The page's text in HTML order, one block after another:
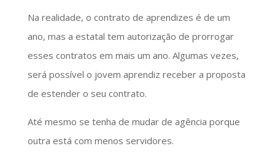
Na realidade, o contrato de aprendizes é de um
ano, mas a estatal tem autorização de prorrogar
esses contratos em mais um ano. Algumas vezes,
será possível o jovem aprendiz receber a proposta
de estender o seu contrato.
Até mesmo se tenha de mudar de agência porque
outra está com menos servidores.